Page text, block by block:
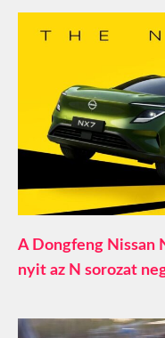
A Dongfeng Nissan
nyit az N sorozat